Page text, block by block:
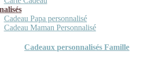
Cadeau Papa personnalisé
Cadeau Maman Personnalisé
Cadeaux personnalisés Famille